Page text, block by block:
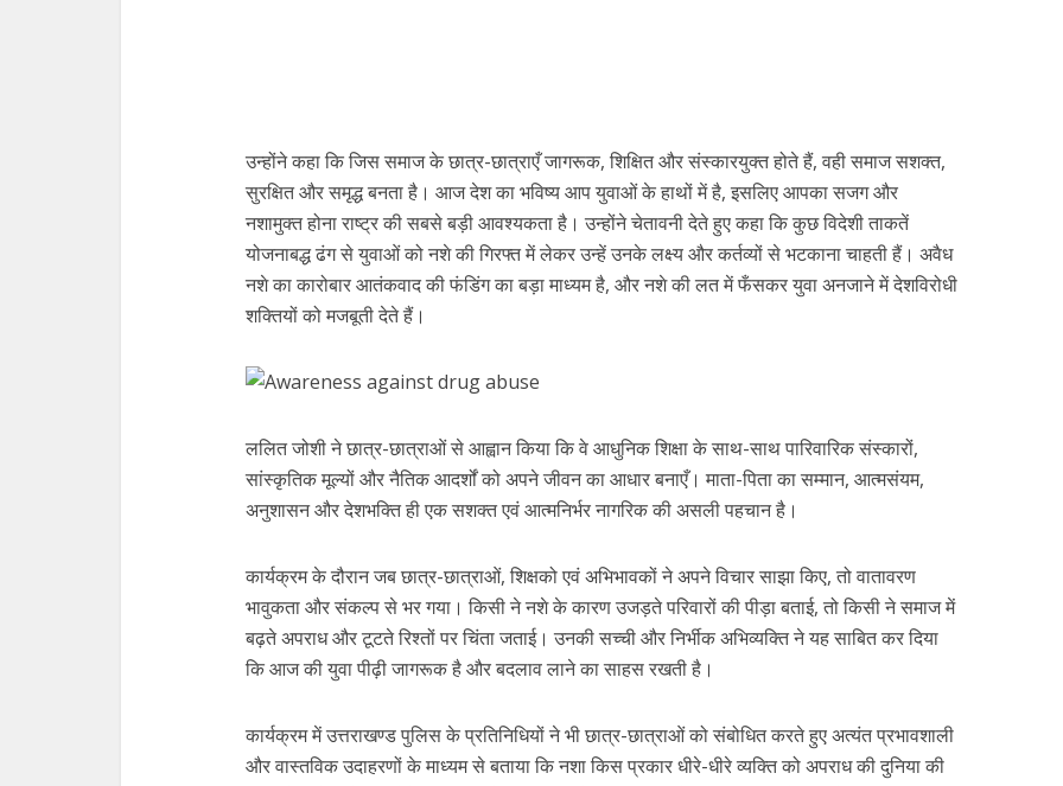
उन्होंने कहा कि जिस समाज के छात्र-छात्राएँ जागरूक, शिक्षित और संस्कारयुक्त होते हैं, वही समाज सशक्त,
सुरक्षित और समृद्ध बनता है। आज देश का भविष्य आप युवाओं के हाथों में है, इसलिए आपका सजग और
नशामुक्त होना राष्ट्र की सबसे बड़ी आवश्यकता है। उन्होंने चेतावनी देते हुए कहा कि कुछ विदेशी ताकतें
योजनाबद्ध ढंग से युवाओं को नशे की गिरफ्त में लेकर उन्हें उनके लक्ष्य और कर्तव्यों से भटकाना चाहती हैं। अवैध
नशे का कारोबार आतंकवाद की फंडिंग का बड़ा माध्यम है, और नशे की लत में फँसकर युवा अनजाने में देशविरोधी
शक्तियों को मजबूती देते हैं।
ललित जोशी ने छात्र-छात्राओं से आह्वान किया कि वे आधुनिक शिक्षा के साथ-साथ पारिवारिक संस्कारों,
सांस्कृतिक मूल्यों और नैतिक आदर्शों को अपने जीवन का आधार बनाएँ। माता-पिता का सम्मान, आत्मसंयम,
अनुशासन और देशभक्ति ही एक सशक्त एवं आत्मनिर्भर नागरिक की असली पहचान है।
कार्यक्रम के दौरान जब छात्र-छात्राओं, शिक्षको एवं अभिभावकों ने अपने विचार साझा किए, तो वातावरण
भावुकता और संकल्प से भर गया। किसी ने नशे के कारण उजड़ते परिवारों की पीड़ा बताई, तो किसी ने समाज में
बढ़ते अपराध और टूटते रिश्तों पर चिंता जताई। उनकी सच्ची और निर्भीक अभिव्यक्ति ने यह साबित कर दिया
कि आज की युवा पीढ़ी जागरूक है और बदलाव लाने का साहस रखती है।
कार्यक्रम में उत्तराखण्ड पुलिस के प्रतिनिधियों ने भी छात्र-छात्राओं को संबोधित करते हुए अत्यंत प्रभावशाली
और वास्तविक उदाहरणों के माध्यम से बताया कि नशा किस प्रकार धीरे-धीरे व्यक्ति को अपराध की दुनिया की